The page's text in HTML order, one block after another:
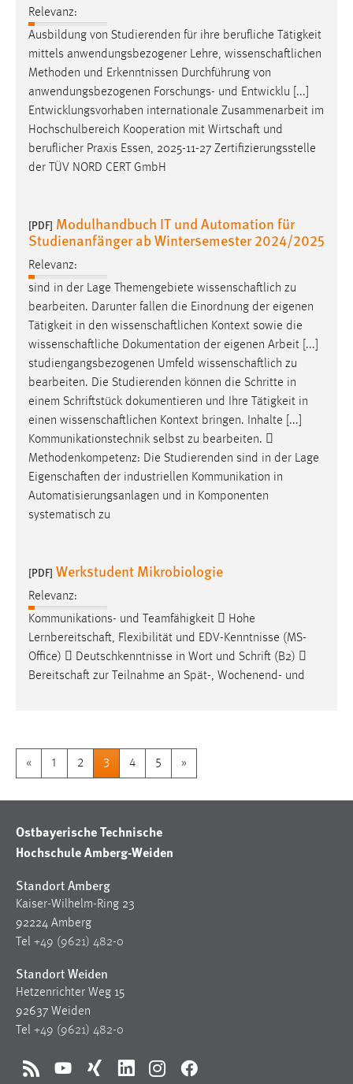
Relevanz:
Ausbildung von Studierenden für ihre berufliche Tätigkeit
mittels anwendungsbezogener Lehre, wissenschaftlichen
Methoden und Erkenntnissen Durchführung von
anwendungsbezogenen Forschungs- und Entwicklu [...]
Entwicklungsvorhaben internationale Zusammenarbeit im
Hochschulbereich Kooperation mit Wirtschaft und
beruflicher Praxis Essen, 2025-11-27 Zertifizierungsstelle
der TÜV NORD CERT GmbH
[PDF] Modulhandbuch IT und Automation für
Studienanfänger ab Wintersemester 2024/2025
Relevanz:
sind in der Lage Themengebiete wissenschaftlich zu
bearbeiten. Darunter fallen die Einordnung der eigenen
Tätigkeit in den wissenschaftlichen Kontext sowie die
wissenschaftliche Dokumentation der eigenen Arbeit [...]
studiengangsbezogenen Umfeld wissenschaftlich zu
bearbeiten. Die Studierenden können die Schritte in
einem Schriftstück dokumentieren und Ihre Tätigkeit in
einen wissenschaftlichen Kontext bringen. Inhalte [...]
Kommunikationstechnik selbst zu bearbeiten. 
Methodenkompetenz: Die Studierenden sind in der Lage
Eigenschaften der industriellen Kommunikation in
Automatisierungsanlagen und in Komponenten
systematisch zu
[PDF] Werkstudent Mikrobiologie
Relevanz:
Kommunikations- und Teamfähigkeit  Hohe
Lernbereitschaft, Flexibilität und EDV-Kenntnisse (MS-
Office)  Deutschkenntnisse in Wort und Schrift (B2) 
Bereitschaft zur Teilnahme an Spät-, Wochenend- und
« 1 2 3 4 5 »
Ostbayerische Technische
Hochschule Amberg-Weiden
Standort Amberg
Kaiser-Wilhelm-Ring 23
92224 Amberg
Tel +49 (9621) 482-0
Standort Weiden
Hetzenrichter Weg 15
92637 Weiden
Tel +49 (9621) 482-0
RSS YouTubeXing LinkedInInstagramFacebook